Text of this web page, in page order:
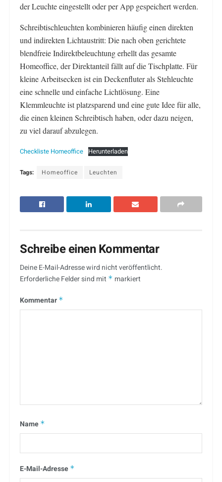
der Leuchte eingestellt oder per App gespeichert werden.
Schreibtischleuchten kombinieren häufig einen direkten
und indirekten Lichtaustritt: Die nach oben gerichtete
blendfreie Indirektbeleuchtung erhellt das gesamte
Homeoffice, der Direktanteil fällt auf die Tischplatte. Für
kleine Arbeitsecken ist ein Deckenfluter als Stehleuchte
eine schnelle und einfache Lichtlösung. Eine
Klemmleuchte ist platzsparend und eine gute Idee für alle,
die einen kleinen Schreibtisch haben, oder dazu neigen,
zu viel darauf abzulegen.
Checkliste Homeoffice Herunterladen
Tags: Homeoffice Leuchten
Schreibe einen Kommentar
Deine E-Mail-Adresse wird nicht veröffentlicht.
Erforderliche Felder sind mit * markiert
Kommentar *
Name *
E-Mail-Adresse *